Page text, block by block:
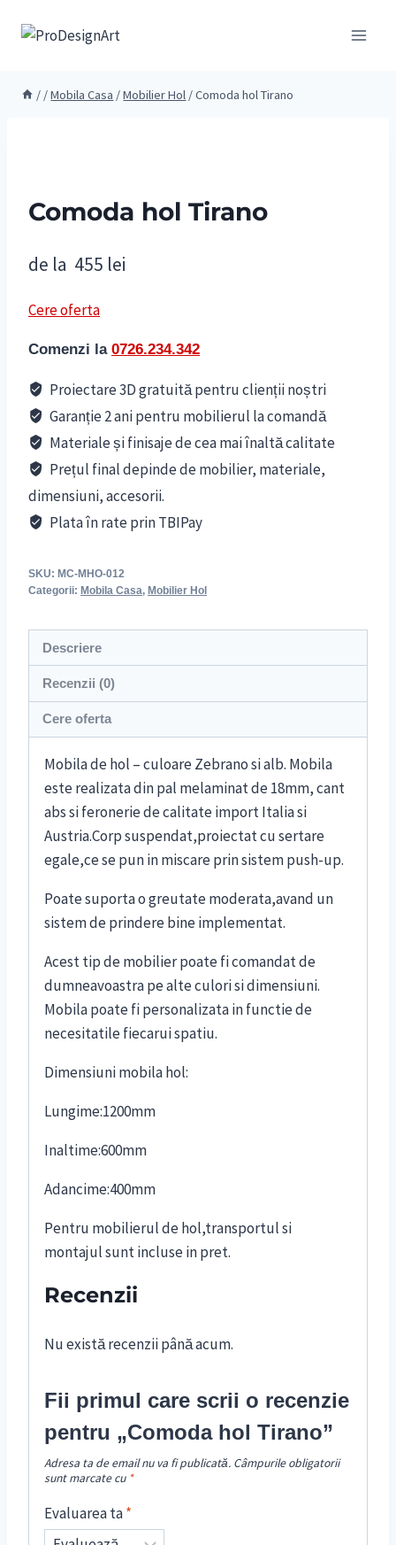
/ /Mobila Casa /Mobilier Hol /Comoda hol Tirano
Comoda hol Tirano
de la 455 lei
Cere oferta
Comenzi la 0726.234.342
Proiectare 3D gratuită pentru clienții noștri
Garanție 2 ani pentru mobilierul la comandă
Materiale și finisaje de cea mai înaltă calitate
Prețul final depinde de mobilier, materiale,
dimensiuni, accesorii.
Plata în rate prin TBIPay
SKU: MC-MHO-012
Categorii: Mobila Casa, Mobilier Hol
Descriere
Recenzii (0)
Cere oferta
Mobila de hol – culoare Zebrano si alb. Mobila
este realizata din pal melaminat de 18mm, cant
abs si feronerie de calitate import Italia si
Austria.Corp suspendat,proiectat cu sertare
egale,ce se pun in miscare prin sistem push-up.
Poate suporta o greutate moderata,avand un
sistem de prindere bine implementat.
Acest tip de mobilier poate fi comandat de
dumneavoastra pe alte culori si dimensiuni.
Mobila poate fi personalizata in functie de
necesitatile fiecarui spatiu.
Dimensiuni mobila hol:
Lungime:1200mm
Inaltime:600mm
Adancime:400mm
Pentru mobilierul de hol,transportul si
montajul sunt incluse in pret.
Recenzii
Nu există recenzii până acum.
Fii primul care scrii o recenzie
pentru „Comoda hol Tirano”
Adresa ta de email nu va fi publicată. Câmpurile obligatorii
sunt marcate cu *
Evaluarea ta*